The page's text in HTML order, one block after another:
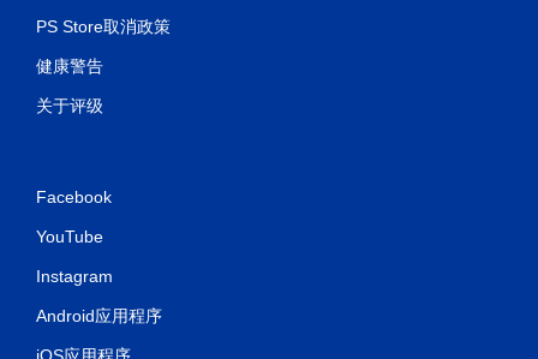
PS Store取消政策
健康警告
关于评级
Facebook
YouTube
Instagram
Android应用程序
iOS应用程序